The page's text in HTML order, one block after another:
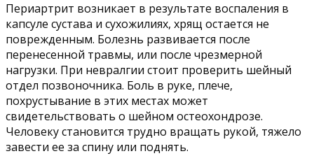
Периартрит возникает в результате воспаления в
капсуле сустава и сухожилиях, хрящ остается не
поврежденным. Болезнь развивается после
перенесенной травмы, или после чрезмерной
нагрузки. При невралгии стоит проверить шейный
отдел позвоночника. Боль в руке, плече,
похрустывание в этих местах может
свидетельствовать о шейном остеохондрозе.
Человеку становится трудно вращать рукой, тяжело
завести ее за спину или поднять.